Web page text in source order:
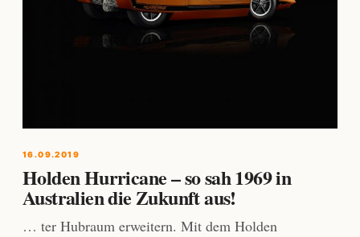
16.09.2019
Holden Hurricane – so sah 1969 in
Australien die Zukunft aus!
… ter Hubraum erweitern. Mit dem Holden